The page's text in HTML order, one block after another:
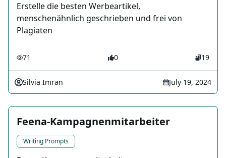
Erstelle die besten Werbeartikel,
menschenähnlich geschrieben und frei von
Plagiaten
71 0 19
Silvia Imran July 19, 2024
Feena-Kampagnenmitarbeiter
Writing Prompts